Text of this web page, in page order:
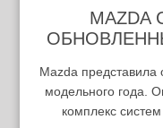
MAZDA
Mazda
модельного года.
комплекс